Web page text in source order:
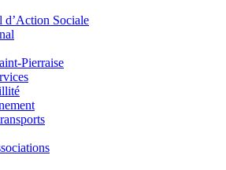
d’Action Sociale
Pierraise